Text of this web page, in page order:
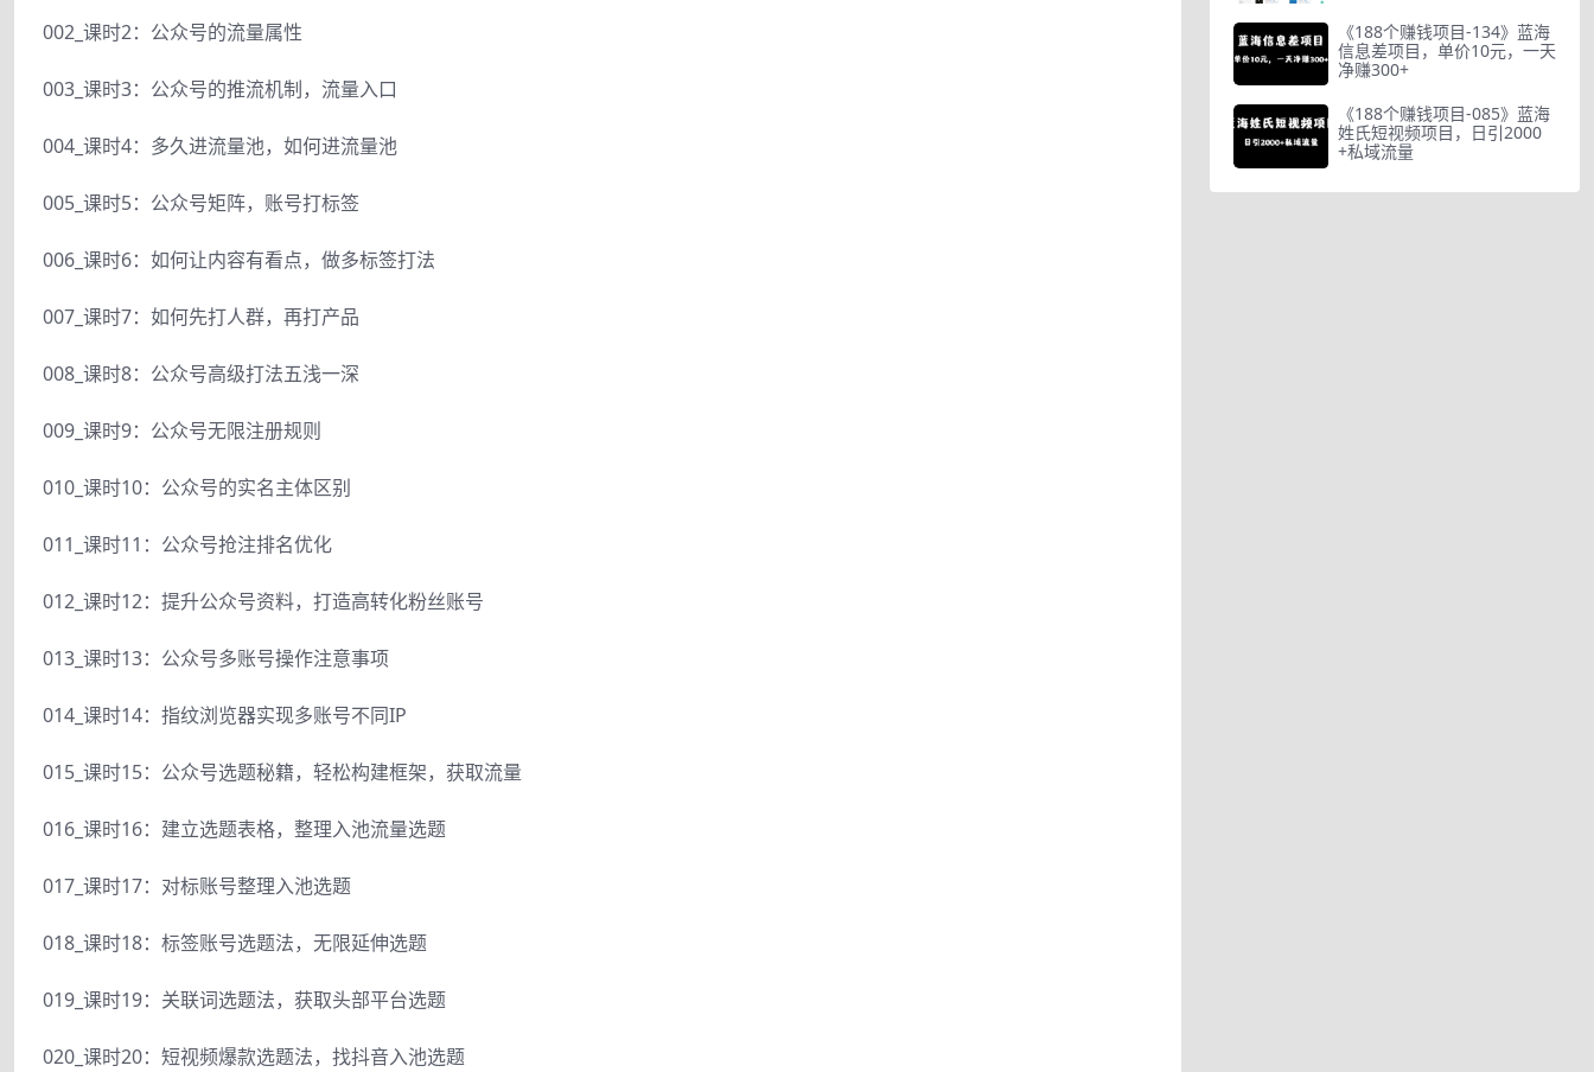
002_课时2：公众号的流量属性
003_课时3：公众号的推流机制，流量入口
004_课时4：多久进流量池，如何进流量池
005_课时5：公众号矩阵，账号打标签
006_课时6：如何让内容有看点，做多标签打法
007_课时7：如何先打人群，再打产品
008_课时8：公众号高级打法五浅一深
009_课时9：公众号无限注册规则
010_课时10：公众号的实名主体区别
011_课时11：公众号抢注排名优化
012_课时12：提升公众号资料，打造高转化粉丝账号
013_课时13：公众号多账号操作注意事项
014_课时14：指纹浏览器实现多账号不同IP
015_课时15：公众号选题秘籍，轻松构建框架，获取流量
016_课时16：建立选题表格，整理入池流量选题
017_课时17：对标账号整理入池选题
018_课时18：标签账号选题法，无限延伸选题
019_课时19：关联词选题法，获取头部平台选题
020_课时20：短视频爆款选题法，找抖音入池选题
《188个赚钱项目-134》蓝海
信息差项目，单价10元，一天
净赚300+
《188个赚钱项目-085》蓝海
姓氏短视频项目，日引2000
+私域流量